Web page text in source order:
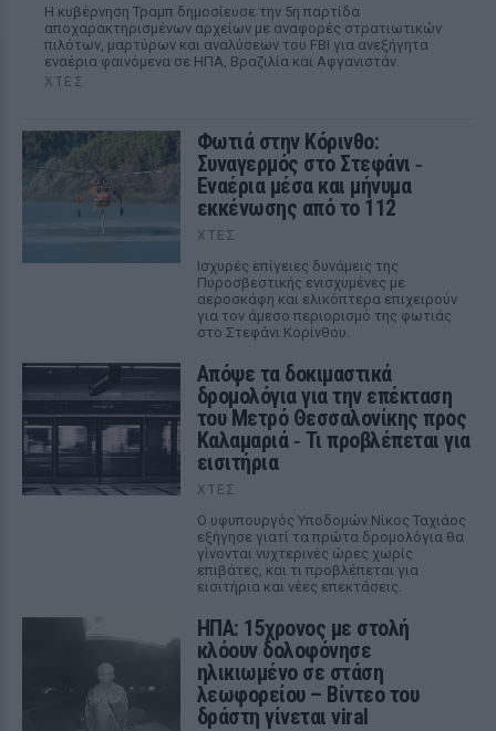
Η κυβέρνηση Τραμπ δημοσίευσε την 5η παρτίδα
αποχαρακτηρισμένων αρχείων με αναφορές στρατιωτικών
πιλότων, μαρτύρων και αναλύσεων του FBI για ανεξήγητα
εναέρια φαινόμενα σε ΗΠΑ, Βραζιλία και Αφγανιστάν.
ΧΤΕΣ
Φωτιά στην Κόρινθο:
Συναγερμός στο Στεφάνι ‑
Εναέρια μέσα και μήνυμα
εκκένωσης από το 112
ΧΤΕΣ
Ισχυρές επίγειες δυνάμεις της
Πυροσβεστικής ενισχυμένες με
αεροσκάφη και ελικόπτερα επιχειρούν
για τον άμεσο περιορισμό της φωτιάς
στο Στεφάνι Κορίνθου.
Απόψε τα δοκιμαστικά
δρομολόγια για την επέκταση
του Μετρό Θεσσαλονίκης προς
Καλαμαριά ‑ Τι προβλέπεται για
εισιτήρια
ΧΤΕΣ
Ο υφυπουργός Υποδομών Νίκος Ταχιάος
εξήγησε γιατί τα πρώτα δρομολόγια θα
γίνονται νυχτερινές ώρες χωρίς
επιβάτες, και τι προβλέπεται για
εισιτήρια και νέες επεκτάσεις.
ΗΠΑ: 15χρονος με στολή
κλόουν δολοφόνησε
ηλικιωμένο σε στάση
λεωφορείου – Βίντεο του
δράστη γίνεται viral